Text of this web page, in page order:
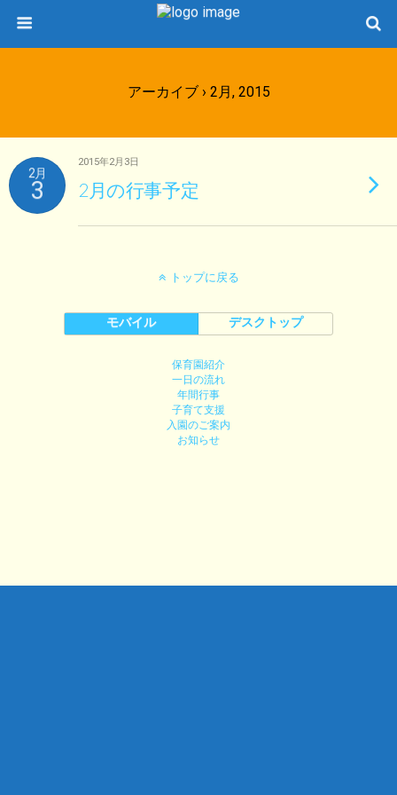
アーカイブ › 2月, 2015
2月
3
2015年2月3日
2月の行事予定
トップに戻る
モバイル デスクトップ
保育園紹介
一日の流れ
年間行事
子育て支援
入園のご案内
お知らせ